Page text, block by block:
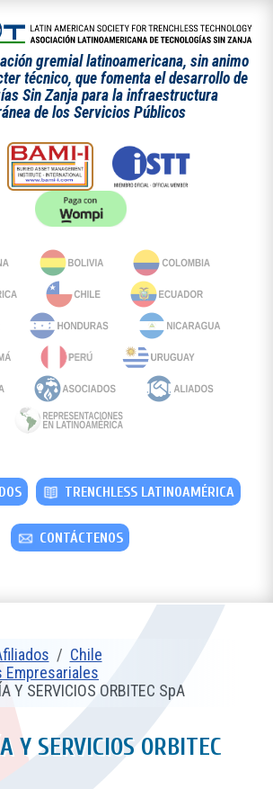
gremial latinoamericana, sin animo
técnico, que fomenta el desarrollo de
Sin Zanja para la infraestructura
de los Servicios Públicos
TRENCHLESS LATINOAMÉRICA
CONTÁCTENOS
Chile
Empresariales
Y SERVICIOS ORBITEC SpA
Y SERVICIOS ORBITEC